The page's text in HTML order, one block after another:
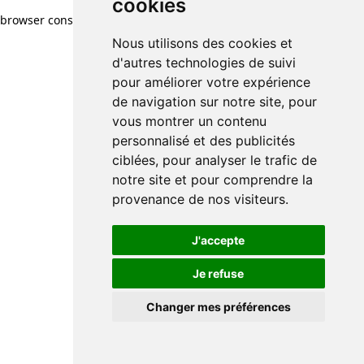
cookies
Nous utilisons des cookies et
d'autres technologies de suivi
pour améliorer votre expérience
de navigation sur notre site, pour
vous montrer un contenu
personnalisé et des publicités
ciblées, pour analyser le trafic de
notre site et pour comprendre la
provenance de nos visiteurs.
J'accepte
Je refuse
Changer mes préférences
browser console for more information)